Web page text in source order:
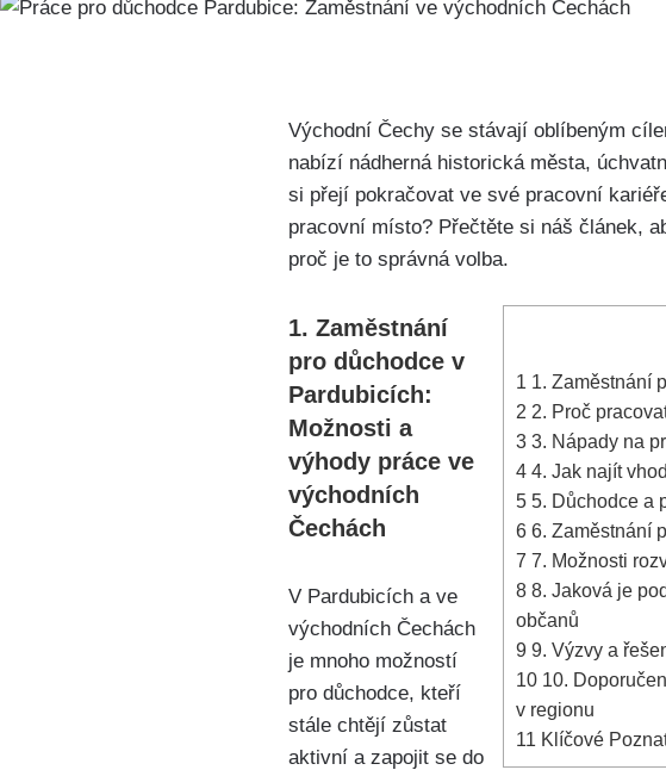
Východní Čechy se stávají oblíbeným
nabízí nádherná historická města,
si přejí pokračovat ve své pracovní
pracovní místo? Přečtěte si náš článek,
proč je to správná volba.
1 1. Zaměstnání
2 2. Proč
3 3. Nápady na
4 4. Jak najít
5 5. Důchodce a
6 6. Zaměstnání
7 7. Možnosti
8 8. Jaková je
občanů
9 9. Výzvy a
10 10.
v regionu
11 Klíčové
1. Zaměstnání
pro důchodce v
Pardubicích:
Možnosti a
výhody práce ve
východních
Čechách
V Pardubicích a ve
východních Čechách
je mnoho možností
pro důchodce, kteří
stále chtějí zůstat
aktivní a zapojit se do